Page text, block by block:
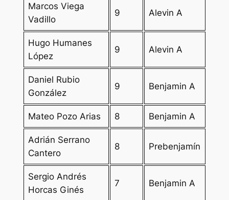
Marcos Viega
Vadillo
9 Alevin A
Hugo Humanes
López
9 Alevin A
Daniel Rubio
González
9 Benjamin A
Mateo Pozo Arias 8 Benjamin A
Adrián Serrano
Cantero
8 Prebenjamín
Sergio Andrés
Horcas Ginés
7 Benjamin A